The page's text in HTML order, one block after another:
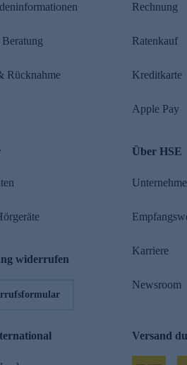
Rücknahme
Rechnung
Ratenkauf
Kreditkarte
Apple Pay
widerrufen
Über HSE
Karriere
Newsroom
Versand